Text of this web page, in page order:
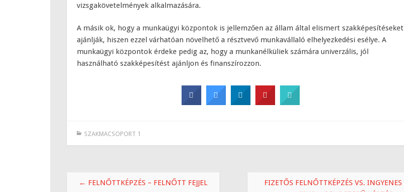
vizsgakövetelmények alkalmazására.
A másik ok, hogy a munkaügyi központok is jellemzően az állam által elismert szakképesítéseket
ajánlják, hiszen ezzel várhatóan növelhető a résztvevő munkavállaló elhelyezkedési esélye. A
munkaügyi központok érdeke pedig az, hogy a munkanélküliek számára univerzális, jól
használható szakképesítést ajánljon és finanszírozzon.
SZAKMACSOPORT 1
Bejegyzések
← FELNŐTTKÉPZÉS – FELNŐTT FEJJEL
FIZETŐS FELNŐTTKÉPZÉS VS. INGYENES